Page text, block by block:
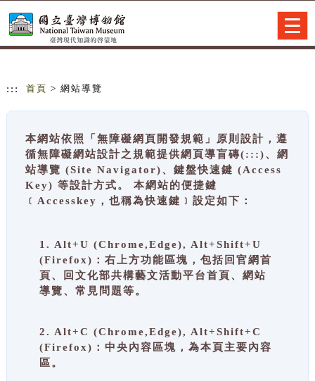
::: 首頁 > 網站導覽
本網站依照「無障礙網頁開發規範」原則設計，遵
循無障礙網站設計之規範提供網頁導盲磚(:::)、網
站導覽 (Site Navigator)、鍵盤快速鍵 (Access
Key) 等設計方式。 本網站的便捷鍵
﹝Accesskey，也稱為快速鍵﹞設定如下：
1. Alt+U (Chrome,Edge), Alt+Shift+U
(Firefox)：右上方功能區塊，包括回官網首
頁、回文化部共構藝文活動平台首頁、網站
導覽、常見問題等。
2. Alt+C (Chrome,Edge), Alt+Shift+C
(Firefox)：中央內容區塊，為本頁主要內容
區。